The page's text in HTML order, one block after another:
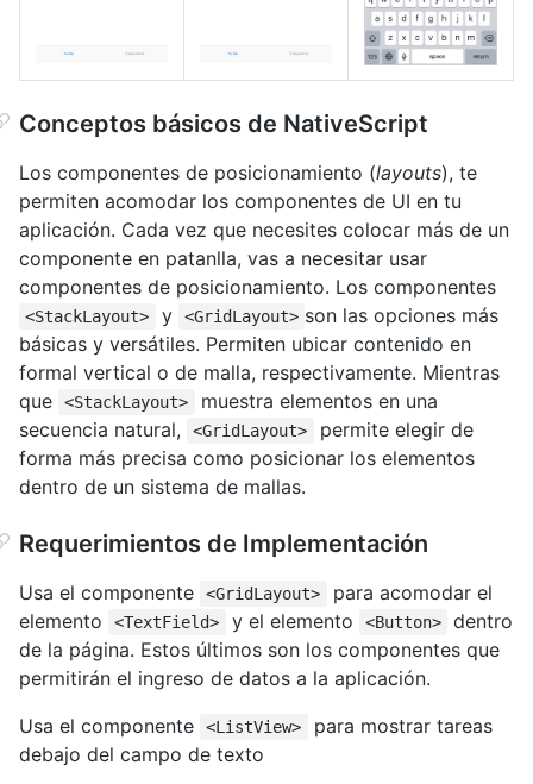
Conceptos básicos de NativeScript
Los componentes de posicionamiento (layouts), te
permiten acomodar los componentes de UI en tu
aplicación. Cada vez que necesites colocar más de un
componente en patanlla, vas a necesitar usar
componentes de posicionamiento. Los componentes
<StackLayout> y <GridLayout> son las opciones más
básicas y versátiles. Permiten ubicar contenido en
formal vertical o de malla, respectivamente. Mientras
que
<StackLayout>
muestra elementos en una
secuencia natural,
<GridLayout>
permite elegir de
forma más precisa como posicionar los elementos
dentro de un sistema de mallas.
Requerimientos de Implementación
Usa el componente <GridLayout>
para acomodar el
elemento
<TextField> y el elemento <Button>
dentro
de la página. Estos últimos son los componentes que
permitirán el ingreso de datos a la aplicación.
Usa el componente
<ListView>
para mostrar tareas
debajo del campo de texto